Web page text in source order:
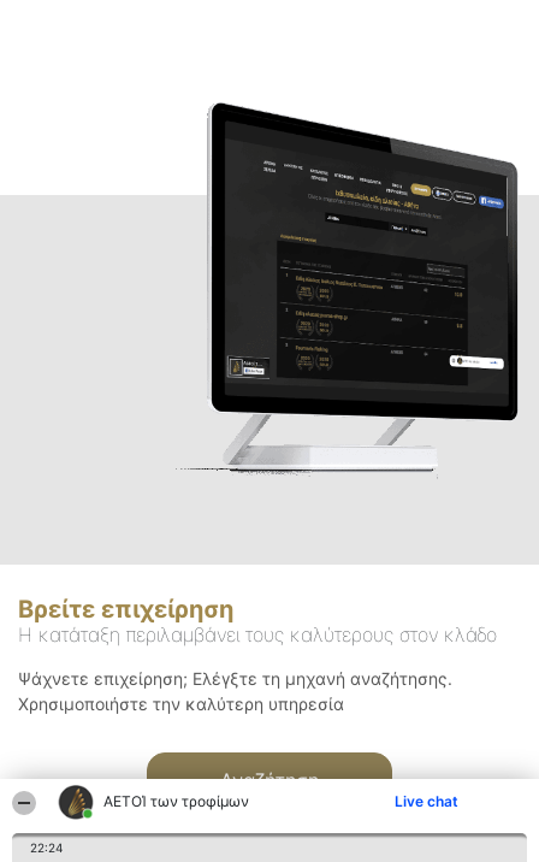
ΑΕΤΟΊ των τροφίμων Live chat
22:24
Βρείτε επιχείρηση
Η κατάταξη περιλαμβάνει τους καλύτερους στον κλάδο
Ψάχνετε επιχείρηση; Ελέγξτε τη μηχανή αναζήτησης.
Χρησιμοποιήστε την καλύτερη υπηρεσία
Αναζήτηση